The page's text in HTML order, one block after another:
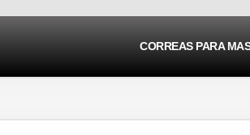
CORREAS PARA